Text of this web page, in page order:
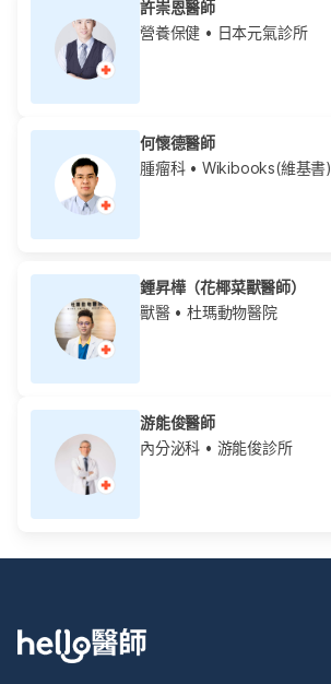
許崇恩醫師
營養保健 • 日本元氣診所
何懷德醫師
腫瘤科• Wikibooks(維基書)
鍾昇樺（花椰菜獸醫師）
獸醫• 杜瑪動物醫院
游能俊醫師
內分泌科 • 游能俊診所